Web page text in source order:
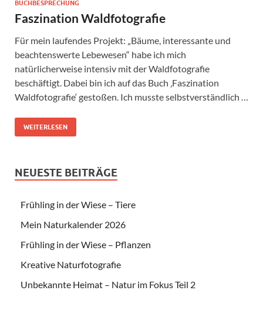
BUCHBESPRECHUNG
Faszination Waldfotografie
Für mein laufendes Projekt: „Bäume, interessante und
beachtenswerte Lebewesen“ habe ich mich
natürlicherweise intensiv mit der Waldfotografie
beschäftigt. Dabei bin ich auf das Buch ‚Faszination
Waldfotografie‘ gestoßen. Ich musste selbstverständlich …
WEITERLESEN
NEUESTE BEITRÄGE
Frühling in der Wiese – Tiere
Mein Naturkalender 2026
Frühling in der Wiese – Pflanzen
Kreative Naturfotografie
Unbekannte Heimat – Natur im Fokus Teil 2